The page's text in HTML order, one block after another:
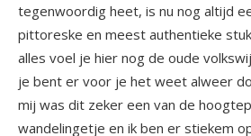
tegenwoordig heet, is nu nog altijd
pittoreske en meest authentieke
alles voel je hier nog de oude
je bent er voor je het weet alweer
mij was dit zeker een van de
wandelingetje en ik ben er stiekem